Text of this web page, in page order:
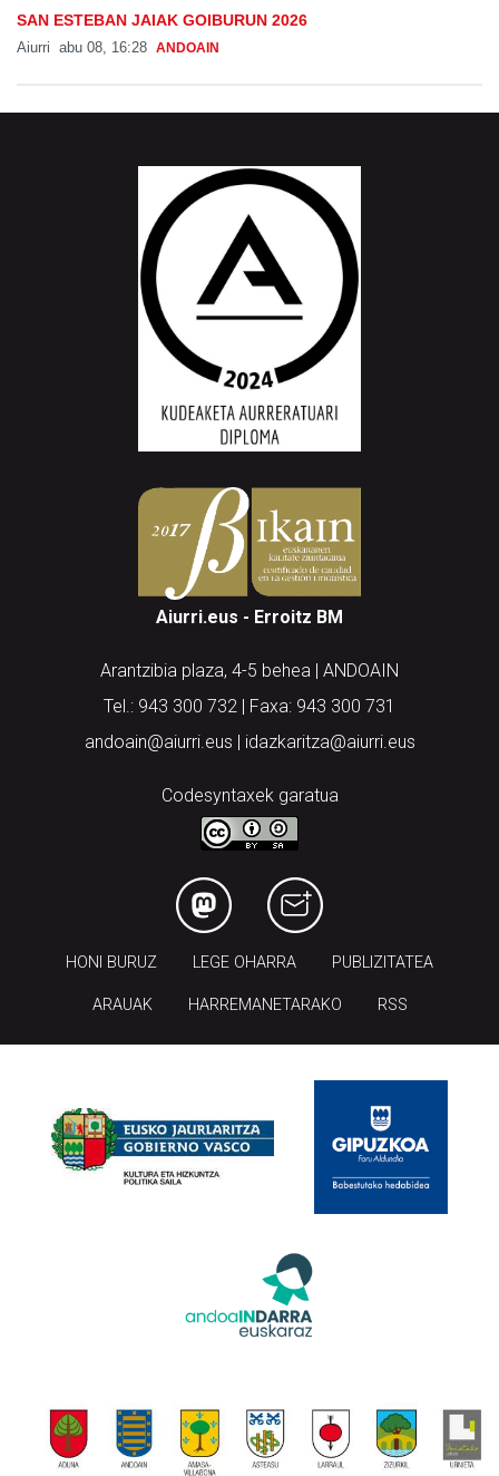
SAN ESTEBAN JAIAK GOIBURUN 2026
Aiurri abu 08, 16:28 ANDOAIN
Aiurri.eus - Erroitz BM
Arantzibia plaza, 4-5 behea | ANDOAIN
Tel.: 943 300 732 | Faxa: 943 300 731
andoain@aiurri.eus | idazkaritza@aiurri.eus
Codesyntaxek garatua
HONI BURUZ LEGE OHARRA PUBLIZITATEA
ARAUAK HARREMANETARAKO RSS